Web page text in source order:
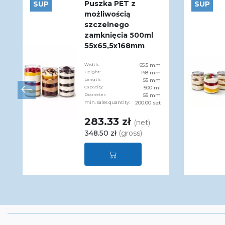
SUP
Puszka PET z
możliwością
szczelnego
zamknięcia 500ml
55x65,5x168mm
Width: 65.5 mm
Height: 168 mm
Length: 55 mm
Capacity: 500 ml
Diameter: 55 mm
min. sales quantity: 200.00 szt
283.33 zł (net)
348.50 zł (gross)
SUP